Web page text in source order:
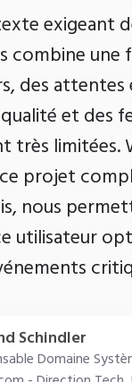
exigeant
combine une
des attentes
et des
très limitées.
projet
nous
utilisateur
Schindler
Domaine